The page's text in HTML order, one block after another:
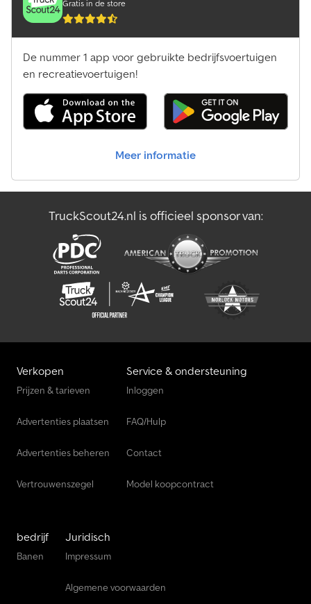
Gratis in de store
De nummer 1 app voor gebruikte bedrijfsvoertuigen
en recreatievoertuigen!
Meer informatie
TruckScout24.nl is officieel sponsor van:
Verkopen
Prijzen & tarieven
Advertenties plaatsen
Advertenties beheren
Vertrouwenszegel
Service & ondersteuning
Inloggen
FAQ/Hulp
Contact
Model koopcontract
bedrijf
Banen
Juridisch
Impressum
Algemene voorwaarden